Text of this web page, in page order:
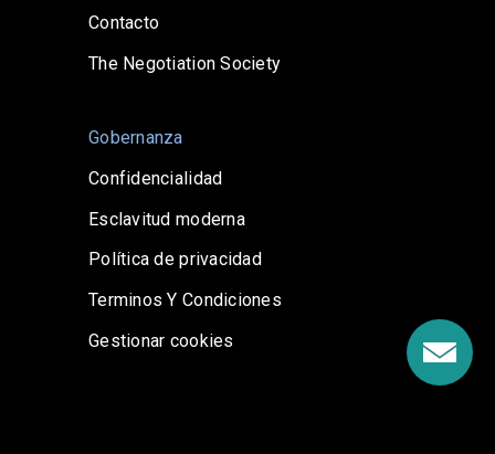
Contacto
The Negotiation Society
Gobernanza
Confidencialidad
Esclavitud moderna
Política de privacidad
Terminos Y Condiciones
Gestionar cookies